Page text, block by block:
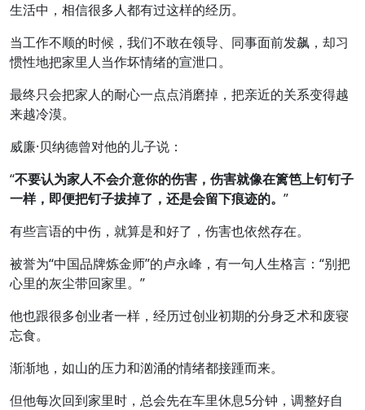
生活中，相信很多人都有过这样的经历。
当工作不顺的时候，我们不敢在领导、同事面前发飙，却习
惯性地把家里人当作坏情绪的宣泄口。
最终只会把家人的耐心一点点消磨掉，把亲近的关系变得越
来越冷漠。
威廉·贝纳德曾对他的儿子说：
“不要认为家人不会介意你的伤害，伤害就像在篱笆上钉钉子
一样，即便把钉子拔掉了，还是会留下痕迹的。 ”
有些言语的中伤，就算是和好了，伤害也依然存在。
被誉为“中国品牌炼金师”的卢永峰，有一句人生格言：“别把
心里的灰尘带回家里。”
他也跟很多创业者一样，经历过创业初期的分身乏术和废寝
忘食。
渐渐地，如山的压力和汹涌的情绪都接踵而来。
但他每次回到家里时，总会先在车里休息5分钟，调整好自